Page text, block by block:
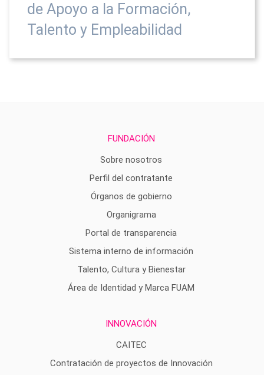
de Apoyo a la Formación,
Talento y Empleabilidad
FUNDACIÓN
Sobre nosotros
Perfil del contratante
Órganos de gobierno
Organigrama
Portal de transparencia
Sistema interno de información
Talento, Cultura y Bienestar
Área de Identidad y Marca FUAM
INNOVACIÓN
CAITEC
Contratación de proyectos de Innovación